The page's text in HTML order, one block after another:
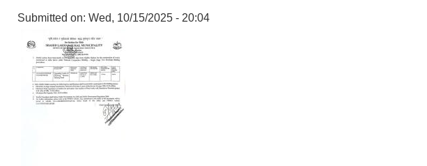
Submitted on: Wed, 10/15/2025 - 20:04